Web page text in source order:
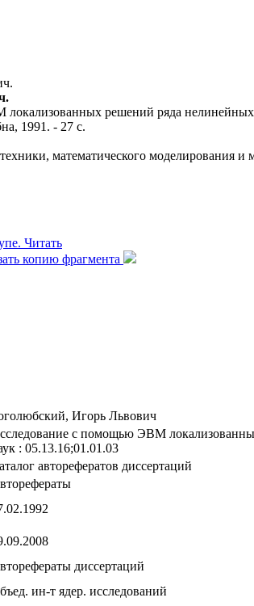
решений ряда нелинейных
1991. - 27 с.
математического моделирования и
Читать
копию фрагмента
Игорь Львович
с помощью ЭВМ
: 05.13.16;01.01.03
авторефератов диссертаций
диссертаций
ин-т ядер. исследований